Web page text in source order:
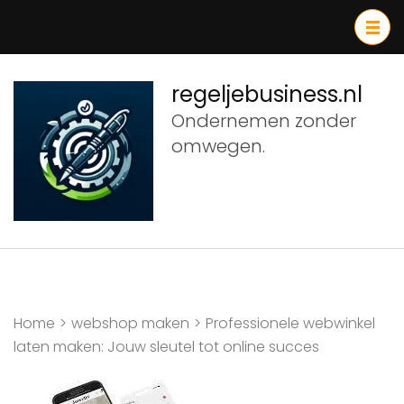
inhoud
(druk
Enter)
regeljebusiness.nl
Ondernemen zonder
omwegen.
Home > webshop maken > Professionele webwinkel
laten maken: Jouw sleutel tot online succes